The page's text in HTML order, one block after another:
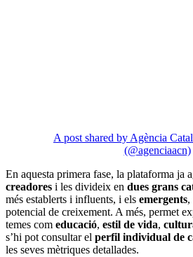
A post shared by Agència
(@agenciaacn)
En aquesta primera fase, la plataforma ja
creadores i les divideix en dues grans
més establerts i influents, i els emergents,
potencial de creixement. A més, permet
temes com educació, estil de vida,
s’hi pot consultar el perfil individual de
les seves mètriques detallades.